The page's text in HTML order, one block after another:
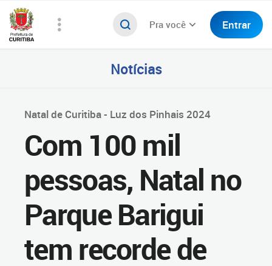
Pra você Entrar
Notícias
Natal de Curitiba - Luz dos Pinhais 2024
Com 100 mil
pessoas, Natal no
Parque Barigui
tem recorde de